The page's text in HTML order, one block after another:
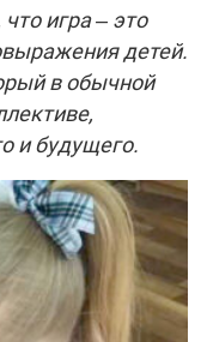
игра – это
детей.
в обычной
и будущего.